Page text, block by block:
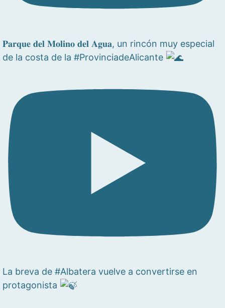
𝐏𝐚𝐫𝐪𝐮𝐞 𝐝𝐞𝐥 𝐌𝐨𝐥𝐢𝐧𝐨 𝐝𝐞𝐥 𝐀𝐠𝐮𝐚, un rincón muy especial
de la costa de la #ProvinciadeAlicante
La breva de #Albatera vuelve a convertirse en
protagonista